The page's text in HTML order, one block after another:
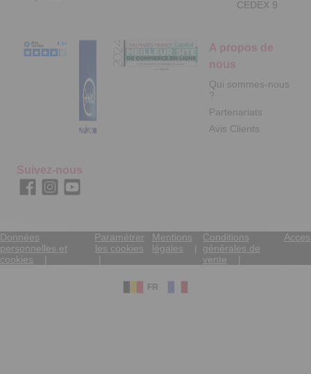
A propos de
nous
Qui sommes-nous
?
Partenariats
Avis Clients
CEDEX 9
Suivez-nous
Données
personnelles et
cookies
Paramétrer
les cookies
Mentions
légales
Conditions
générales de
vente
FR